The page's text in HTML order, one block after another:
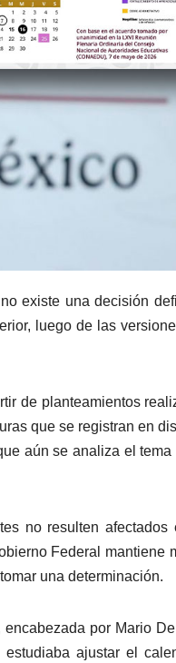
existe una decisión
luego de las
de planteamientos
que se registran en
aún se analiza el tema
no resulten afectados
Federal mantiene
una determinación.
por Mario
ajustar el